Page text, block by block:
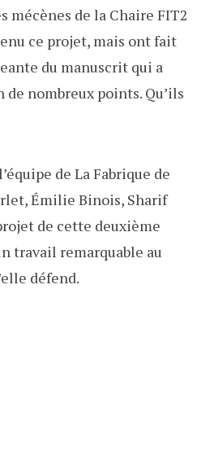
mécènes de la Chaire FIT2
ce projet, mais ont fait
du manuscrit qui a
nombreux points. Qu’ils
de La Fabrique de
Émilie Binois, Sharif
de cette deuxième
travail remarquable au
défend.